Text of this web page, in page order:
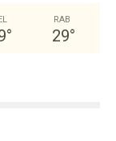
°
RAB
29°